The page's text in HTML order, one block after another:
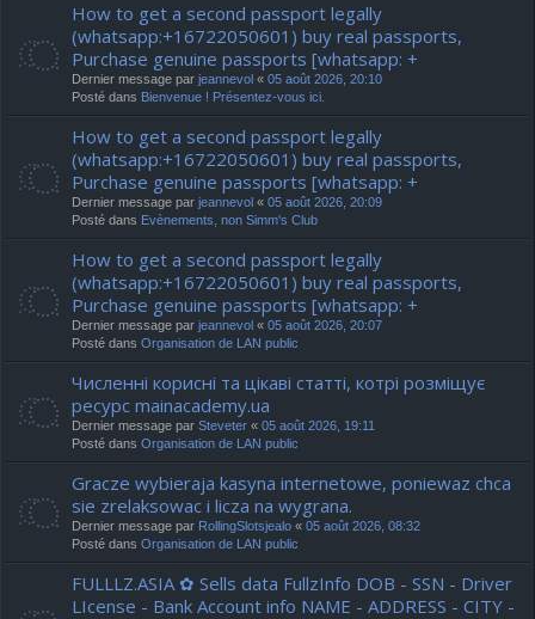
How to get a second passport legally
(whatsapp:+16722050601) buy real passports,
Purchase genuine passports [whatsapp: +
Dernier message par jeannevol « 05 août 2026, 20:10
Posté dans Bienvenue ! Présentez-vous ici.
How to get a second passport legally
(whatsapp:+16722050601) buy real passports,
Purchase genuine passports [whatsapp: +
Dernier message par jeannevol « 05 août 2026, 20:09
Posté dans Evènements, non Simm's Club
How to get a second passport legally
(whatsapp:+16722050601) buy real passports,
Purchase genuine passports [whatsapp: +
Dernier message par jeannevol « 05 août 2026, 20:07
Posté dans Organisation de LAN public
Численні корисні та цікаві статті, котрі розміщує
ресурс mainacademy.ua
Dernier message par Steveter « 05 août 2026, 19:11
Posté dans Organisation de LAN public
Gracze wybieraja kasyna internetowe, poniewaz chca
sie zrelaksowac i licza na wygrana.
Dernier message par RollingSlotsjealo « 05 août 2026, 08:32
Posté dans Organisation de LAN public
FULLLZ.ASIA ✿ Sells data FullzInfo DOB - SSN - Driver
LIcense - Bank Account info NAME - ADDRESS - CITY -